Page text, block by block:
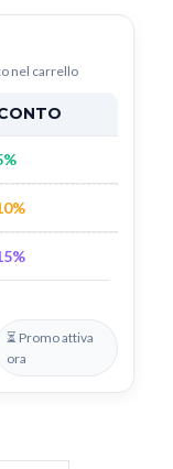
nel carrello
⏳ Promo attiva
ora